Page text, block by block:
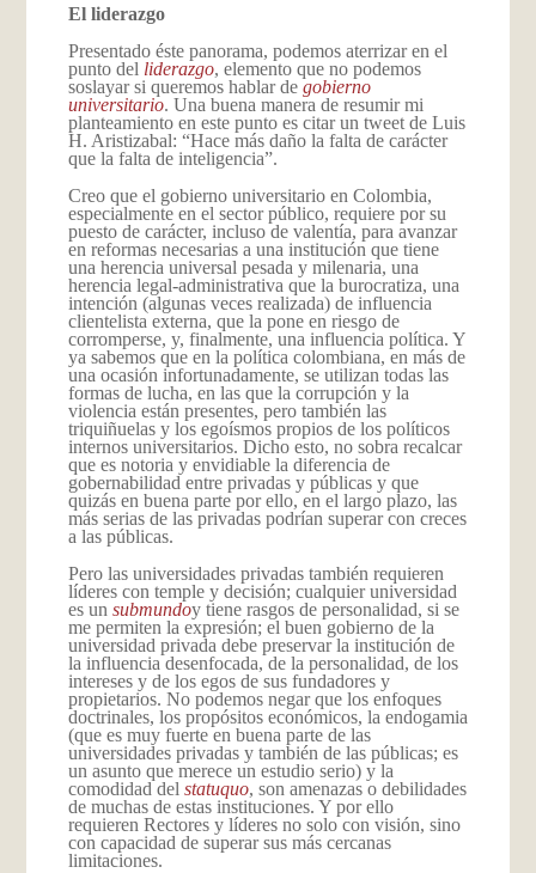
El liderazgo
Presentado éste panorama, podemos aterrizar en el
punto del liderazgo, elemento que no podemos
soslayar si queremos hablar de gobierno
universitario. Una buena manera de resumir mi
planteamiento en este punto es citar un tweet de Luis
H. Aristizabal: “Hace más daño la falta de carácter
que la falta de inteligencia”.
Creo que el gobierno universitario en Colombia,
especialmente en el sector público, requiere por su
puesto de carácter, incluso de valentía, para avanzar
en reformas necesarias a una institución que tiene
una herencia universal pesada y milenaria, una
herencia legal-administrativa que la burocratiza, una
intención (algunas veces realizada) de influencia
clientelista externa, que la pone en riesgo de
corromperse, y, finalmente, una influencia política. Y
ya sabemos que en la política colombiana, en más de
una ocasión infortunadamente, se utilizan todas las
formas de lucha, en las que la corrupción y la
violencia están presentes, pero también las
triquiñuelas y los egoísmos propios de los políticos
internos universitarios. Dicho esto, no sobra recalcar
que es notoria y envidiable la diferencia de
gobernabilidad entre privadas y públicas y que
quizás en buena parte por ello, en el largo plazo, las
más serias de las privadas podrían superar con creces
a las públicas.
Pero las universidades privadas también requieren
líderes con temple y decisión; cualquier universidad
es un submundoy tiene rasgos de personalidad, si se
me permiten la expresión; el buen gobierno de la
universidad privada debe preservar la institución de
la influencia desenfocada, de la personalidad, de los
intereses y de los egos de sus fundadores y
propietarios. No podemos negar que los enfoques
doctrinales, los propósitos económicos, la endogamia
(que es muy fuerte en buena parte de las
universidades privadas y también de las públicas; es
un asunto que merece un estudio serio) y la
comodidad del statuquo, son amenazas o debilidades
de muchas de estas instituciones. Y por ello
requieren Rectores y líderes no solo con visión, sino
con capacidad de superar sus más cercanas
limitaciones.